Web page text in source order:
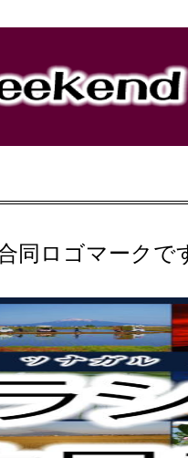
同ロゴマークで